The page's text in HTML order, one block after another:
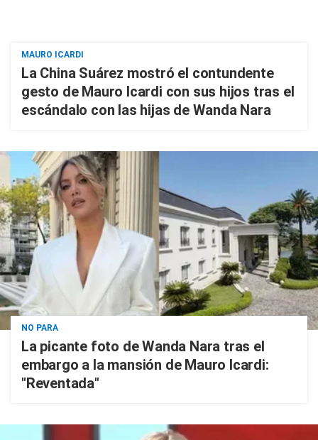
MAURO ICARDI
La China Suárez mostró el contundente
gesto de Mauro Icardi con sus hijos tras el
escándalo con las hijas de Wanda Nara
NO PARA
La picante foto de Wanda Nara tras el
embargo a la mansión de Mauro Icardi:
"Reventada"